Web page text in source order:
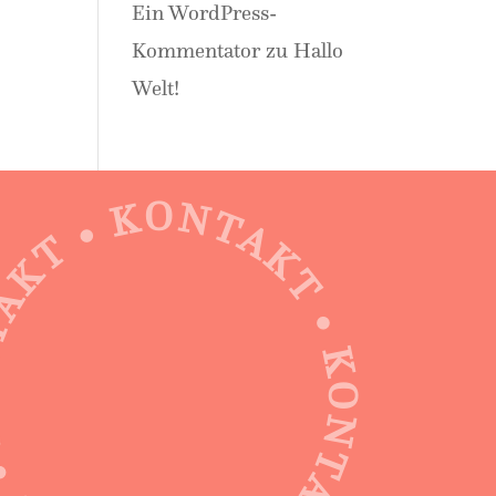
Ein WordPress-
KommentatorzuHallo
Welt!